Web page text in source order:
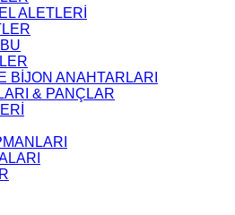
ALETLERİ
BİJON ANAHTARLARI
& PANÇLAR